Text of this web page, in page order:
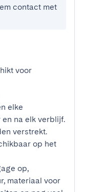
contact met
voor
elke
na elk verblijf.
verstrekt.
op het
op,
materiaal voor